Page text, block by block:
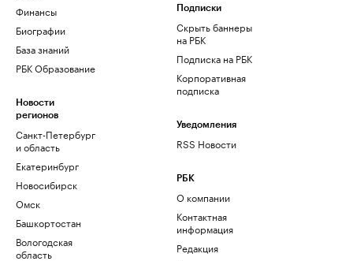
Финансы
Биографии
База знаний
РБК Образование
Новости
регионов
Санкт-Петербург
и область
Екатеринбург
Новосибирск
Омск
Башкортостан
Вологодская
область
Подписки
Скрыть баннеры
на РБК
Подписка на РБК
Корпоративная
подписка
Уведомления
RSS Новости
РБК
О компании
Контактная
информация
Редакция